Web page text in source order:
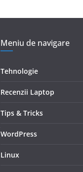
Meniu de navigare
Tehnologie
Recenzii Laptop
Tips & Tricks
WordPress
Linux